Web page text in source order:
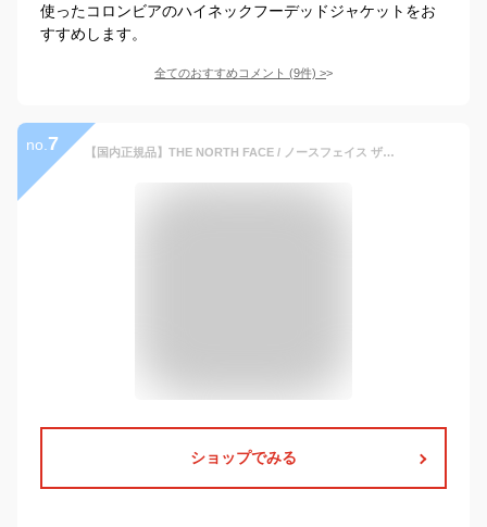
使ったコロンビアのハイネックフーデッドジャケットをお
すすめします。
全てのおすすめコメント (9件) >
no. 7 【国内正規品】THE NORTH FACE / ノースフェイス ザ・ノースフェイス : Denali Hoodie / 全3色 : デナリフーディー フリース フリースパーカー ジャケット インナー プリマロフト 男女兼用 ユニセックス カジュアル セットアップ: NA72052 【WAX】【REA】【DEA】
ショップでみる